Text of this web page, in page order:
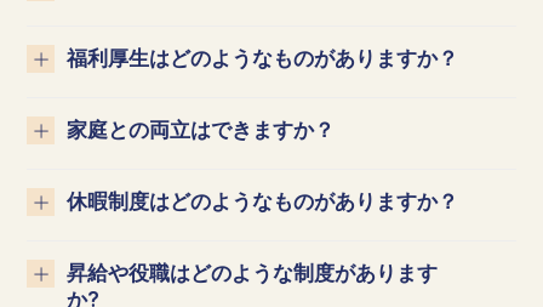
福利厚生はどのようなものがありますか？
家庭との両立はできますか？
休暇制度はどのようなものがありますか？
昇給や役職はどのような制度があります
か?